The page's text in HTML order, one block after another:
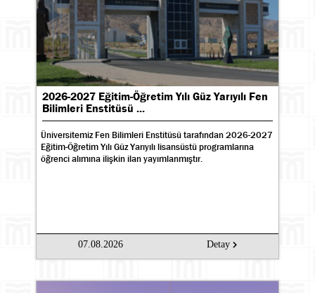
2026-2027 Eğitim-Öğretim Yılı Güz Yarıyılı Fen
Bilimleri Enstitüsü ...
Üniversitemiz Fen Bilimleri Enstitüsü tarafından 2026-2027
Eğitim-Öğretim Yılı Güz Yarıyılı lisansüstü programlarına
öğrenci alımına ilişkin ilan yayımlanmıştır.
07.08.2026 Detay